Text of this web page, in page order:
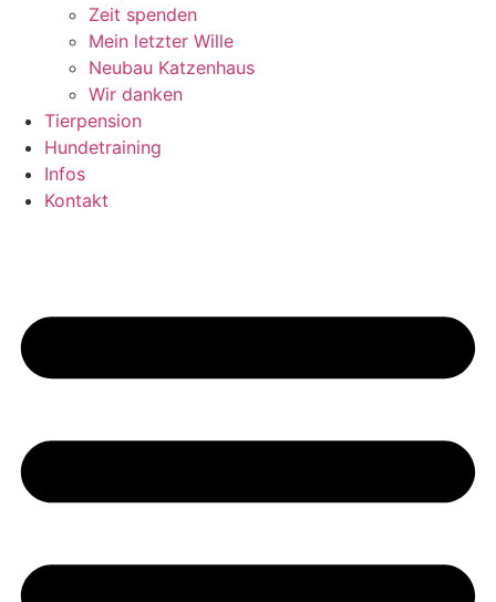
Zeit spenden
Mein letzter Wille
Neubau Katzenhaus
Wir danken
Tierpension
Hundetraining
Infos
Kontakt